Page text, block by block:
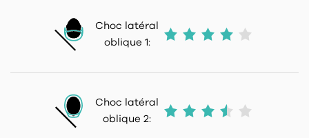
Choc latéral
oblique 1:
Choc latéral
oblique 2: